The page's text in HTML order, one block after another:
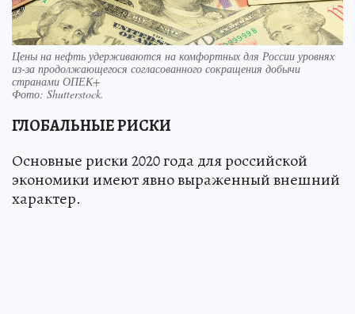
Цены на нефть удерживаются на комфортных для России уровнях
из-за продолжающегося согласованного сокращения добычи
странами ОПЕК+
Фото: Shutterstock.
ГЛОБАЛЬНЫЕ РИСКИ
Основные риски 2020 года для российской
экономики имеют явно выраженный внешний
характер.